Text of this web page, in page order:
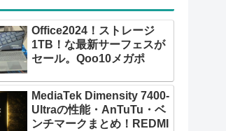
Office2024！ストレージ
1TB！な最新サーフェスが
セール。Qoo10メガポ
MediaTek Dimensity 7400-
Ultraの性能・AnTuTu・ベ
ンチマークまとめ！REDMI